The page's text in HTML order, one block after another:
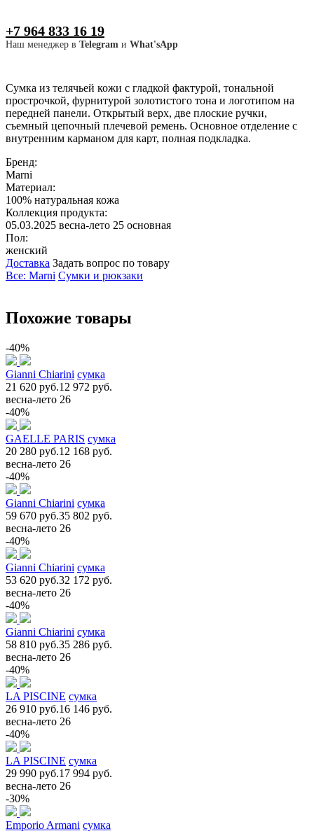
+7 964 833 16 19
Наш менеджер в Telegram и What'sApp
Cумка из телячьей кожи с гладкой фактурой, тональной
прострочкой, фурнитурой золотистого тона и логотипом на
передней панели. Открытый верх, две плоские ручки,
съемный цепочный плечевой ремень. Основное отделение с
внутренним карманом для карт, полная подкладка.
Бренд:
Marni
Материал:
100% натуральная кожа
Коллекция продукта:
05.03.2025 весна-лето 25 основная
Пол:
женский
Доставка Задать вопрос по товару
Все: Marni Сумки и рюкзаки
Похожие товары
-40%
Gianni Chiarini сумка
21 620 руб.12 972 руб.
весна-лето 26
-40%
GAELLE PARIS сумка
20 280 руб.12 168 руб.
весна-лето 26
-40%
Gianni Chiarini сумка
59 670 руб.35 802 руб.
весна-лето 26
-40%
Gianni Chiarini сумка
53 620 руб.32 172 руб.
весна-лето 26
-40%
Gianni Chiarini сумка
58 810 руб.35 286 руб.
весна-лето 26
-40%
LA PISCINE сумка
26 910 руб.16 146 руб.
весна-лето 26
-40%
LA PISCINE сумка
29 990 руб.17 994 руб.
весна-лето 26
-30%
Emporio Armani сумка